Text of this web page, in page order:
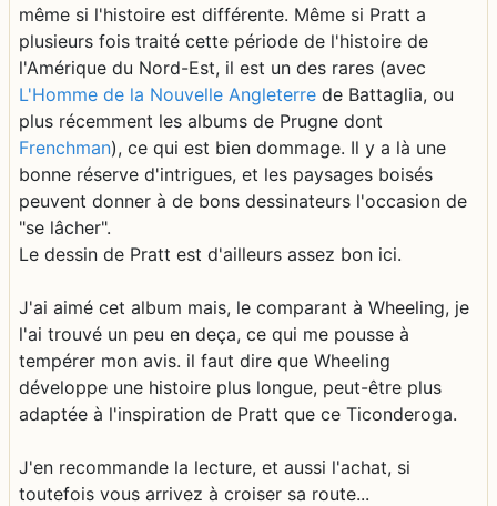
même si l'histoire est différente. Même si Pratt a
plusieurs fois traité cette période de l'histoire de
l'Amérique du Nord-Est, il est un des rares (avec
L'Homme de la Nouvelle Angleterre de Battaglia, ou
plus récemment les albums de Prugne dont
Frenchman), ce qui est bien dommage. Il y a là une
bonne réserve d'intrigues, et les paysages boisés
peuvent donner à de bons dessinateurs l'occasion de
"se lâcher".
Le dessin de Pratt est d'ailleurs assez bon ici.
J'ai aimé cet album mais, le comparant à Wheeling, je
l'ai trouvé un peu en deça, ce qui me pousse à
tempérer mon avis. il faut dire que Wheeling
développe une histoire plus longue, peut-être plus
adaptée à l'inspiration de Pratt que ce Ticonderoga.
J'en recommande la lecture, et aussi l'achat, si
toutefois vous arrivez à croiser sa route...